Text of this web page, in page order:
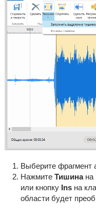
Выберите фрагмент
Нажмите Тишинана
или кнопку Ins на
области будет